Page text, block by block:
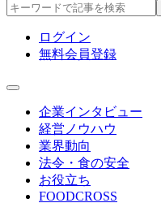
ログイン
無料会員登録
企業インタビュー
経営ノウハウ
業界動向
法令・食の安全
お役立ち
FOODCROSS